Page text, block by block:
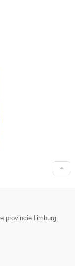
provincie Limburg.